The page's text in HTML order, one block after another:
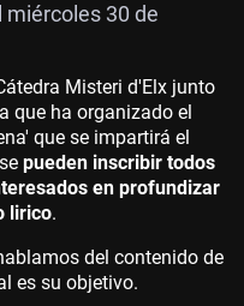
30 de
Misteri d'Elx junto
que ha organizado el
que se impartirá el
pueden inscribir todos
en profundizar
lirico.
del contenido de
es su objetivo.